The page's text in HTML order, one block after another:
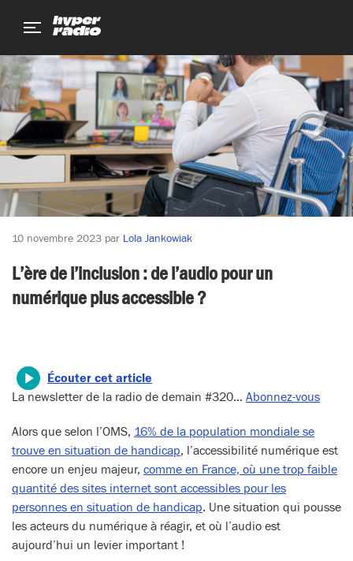
de
page
10 novembre 2023 par Lola Jankowiak
L’ère de l’inclusion : de l’audio pour un
numérique plus accessible ?
Écouter cet article
La newsletter de la radio de demain #320… Abonnez-vous
Alors que selon l’OMS, 16% de la population mondiale se
trouve en situation de handicap, l’accessibilité numérique est
encore un enjeu majeur, comme en France, où une trop faible
quantité des sites internet sont accessibles pour les
personnes en situation de handicap. Une situation qui pousse
les acteurs du numérique à réagir, et où l’audio est
aujourd’hui un levier important !